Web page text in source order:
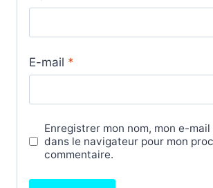
E-mail *
Enregistrer mon nom, mon e-
dans le navigateur pour mon
commentaire.